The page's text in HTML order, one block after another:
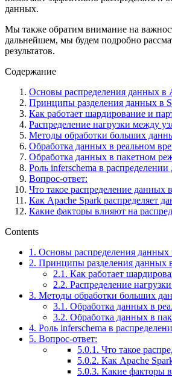
данных.
Мы также обратим внимание на
дальнейшем, мы будем подробно
результатов.
Содержание
Основы распределения данных в
Принципы разделения данных в
Как работает шардирование и
Распределение нагрузки между
Методы обработки больших
Обработка данных в реальном
Обработка данных в пакетном
Роль inferschema в
Вопрос-ответ:
Что такое распределение
Как Apache Spark распределяет
Какие факторы влияют на
Contents
1. Основы распределения данных
2. Принципы разделения данных
2.1. Как работает
2.2. Распределение
3. Методы обработки больших
3.1. Обработка данных в
3.2. Обработка данных в
4. Роль inferschema в
5. Вопрос-ответ:
5.0.1. Что такое
5.0.2. Как Apache
5.0.3. Какие факторы